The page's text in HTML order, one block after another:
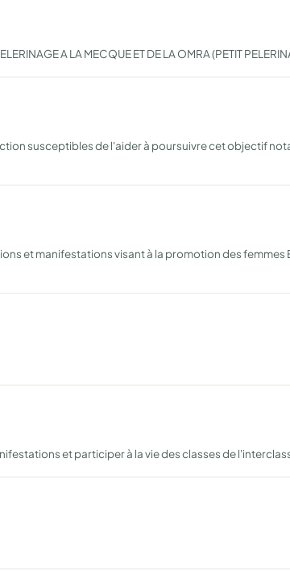
A LA MECQUE ET DE LA OMRA (PETIT
susceptibles de l'aider à poursuivre cet objectif
et manifestations visant à la promotion des
et participer à la vie des classes de